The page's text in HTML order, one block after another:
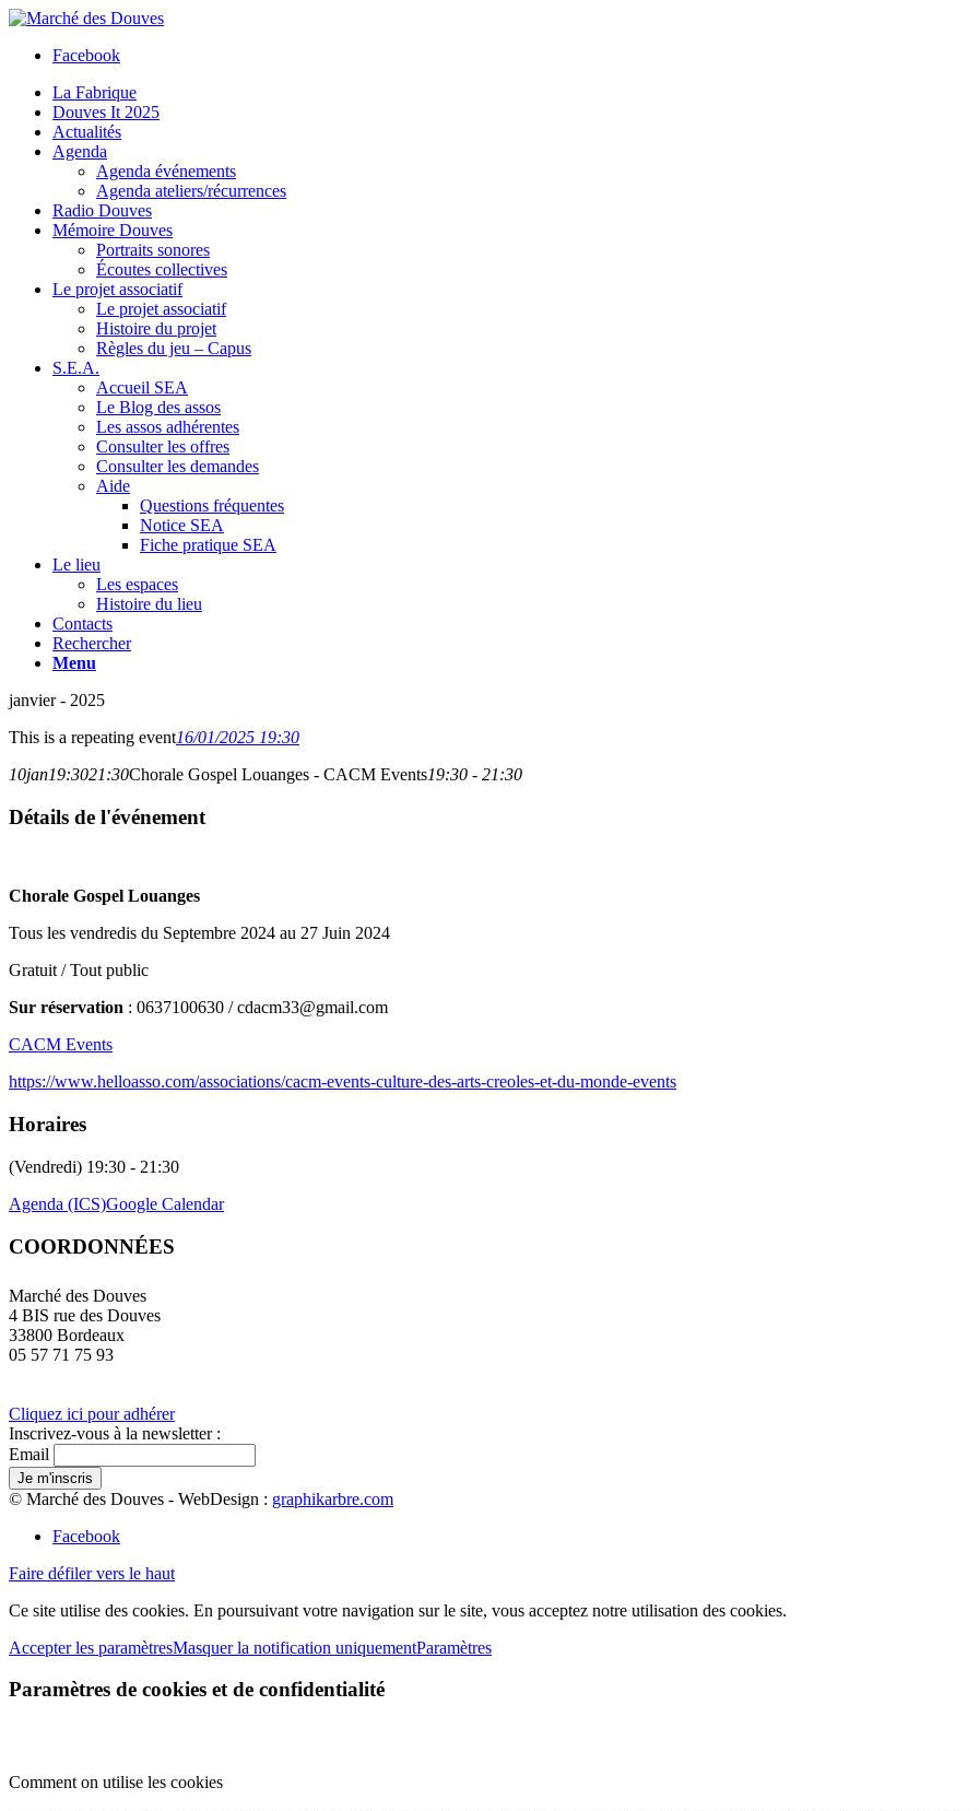
Facebook
La Fabrique
Douves It 2025
Actualités
Agenda
Agenda événements
Agenda ateliers/récurrences
Radio Douves
Mémoire Douves
Portraits sonores
Écoutes collectives
Le projet associatif
Le projet associatif
Histoire du projet
Règles du jeu – Capus
S.E.A.
Accueil SEA
Le Blog des assos
Les assos adhérentes
Consulter les offres
Consulter les demandes
Aide
Questions fréquentes
Notice SEA
Fiche pratique SEA
Le lieu
Les espaces
Histoire du lieu
Contacts
Rechercher
Menu
janvier - 2025
This is a repeating event16/01/2025 19:30
10jan19:3021:30Chorale Gospel Louanges - CACM Events19:30 - 21:30
Détails de l'événement
Chorale Gospel Louanges
Tous les vendredis du Septembre 2024 au 27 Juin 2024
Gratuit / Tout public
Sur réservation : 0637100630 / cdacm33@gmail.com
CACM Events
https://www.helloasso.com/associations/cacm-events-culture-des-arts-creoles-et-du-monde-events
Horaires
(Vendredi) 19:30 - 21:30
Agenda (ICS)Google Calendar
COORDONNÉES
Marché des Douves
4 BIS rue des Douves
33800 Bordeaux
05 57 71 75 93
Cliquez ici pour adhérer
Inscrivez-vous à la newsletter :
Email
© Marché des Douves - WebDesign : graphikarbre.com
Facebook
Faire défiler vers le haut
Ce site utilise des cookies. En poursuivant votre navigation sur le site, vous acceptez notre utilisation des cookies.
Accepter les paramètresMasquer la notification uniquementParamètres
Paramètres de cookies et de confidentialité
Comment on utilise les cookies